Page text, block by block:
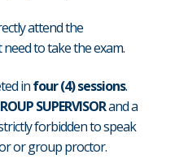
attend the
to take the exam.
infour (4) sessions.
SUPERVISORand a
forbidden to speak
or group proctor.